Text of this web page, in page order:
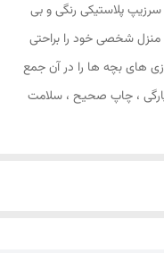
کیفیت با سرزیپ پلاستیکی رنگی و بی
منزل شخصی خود را براحتی
های بچه ها را در آن جمع
، چاپ صحیح ، سلامت